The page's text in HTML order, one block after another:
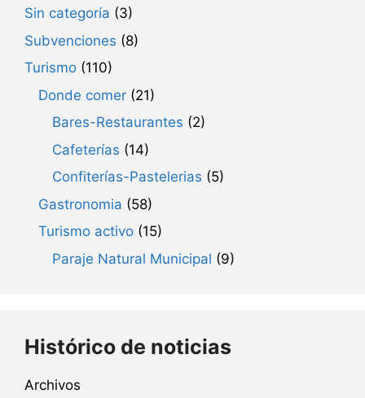
Sin categoría (3)
Subvenciones (8)
Turismo (110)
Donde comer (21)
Bares-Restaurantes (2)
Cafeterías (14)
Confiterías-Pastelerias (5)
Gastronomia (58)
Turismo activo (15)
Paraje Natural Municipal (9)
Histórico de noticias
Archivos